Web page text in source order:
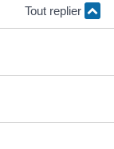
Tout replier